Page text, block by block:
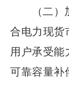
（二
合电力现货
用户承受能
可靠容量补